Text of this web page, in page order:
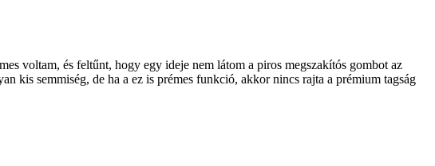
voltam, és feltűnt, hogy egy ideje nem látom a piros megszakítós gombot az
kis semmiség, de ha a ez is prémes funkció, akkor nincs rajta a prémium tagság